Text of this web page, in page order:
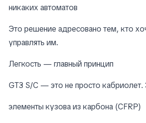
никаких автоматов
Это решение адресовано тем, кто
управлять им.
Легкость — главный принцип
GT3 S/C — это не просто
элементы кузова из карбона (CFRP)